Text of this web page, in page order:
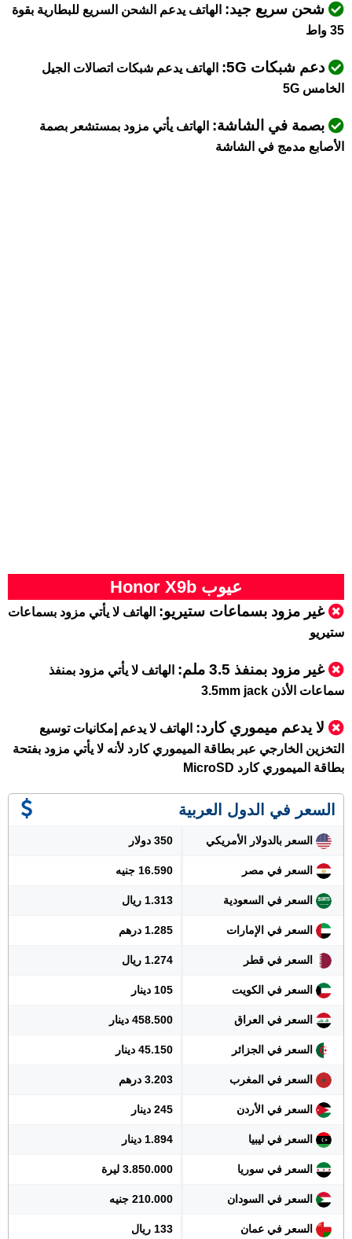
شحن سريع جيد: الهاتف يدعم الشحن السريع للبطارية بقوة
35 واط
دعم شبكات 5G:
الهاتف يدعم شبكات اتصالات الجيل
الخامس 5G
بصمة في الشاشة: الهاتف يأتي مزود بمستشعر بصمة
الأصابع مدمج في الشاشة
عيوب Honor X9b
غير مزود بسماعات ستيريو: الهاتف لا يأتي مزود بسماعات
ستيريو
غير مزود بمنفذ 3.5 ملم:
الهاتف لا يأتي مزود بمنفذ
سماعات الأذن 3.5mm jack
لا يدعم ميموري كارد: الهاتف لا يدعم إمكانيات توسيع
التخزين الخارجي عبر بطاقة الميموري كارد لأنه لا يأتي مزود بفتحة
بطاقة الميموري كارد MicroSD
السعر في الدول العربية
السعر بالدولار الأمريكي 350 دولار
السعر في مصر 16.590 جنيه
السعر في السعودية 1.313 ريال
السعر في الإمارات 1.285 درهم
السعر في قطر 1.274 ريال
السعر في الكويت 105 دينار
السعر في العراق 458.500 دينار
السعر في الجزائر 45.150 دينار
السعر في المغرب 3.203 درهم
السعر في الأردن 245 دينار
السعر في ليبيا 1.894 دينار
السعر في سوريا 3.850.000 ليرة
السعر في السودان 210.000 جنيه
السعر في عمان 133 ريال